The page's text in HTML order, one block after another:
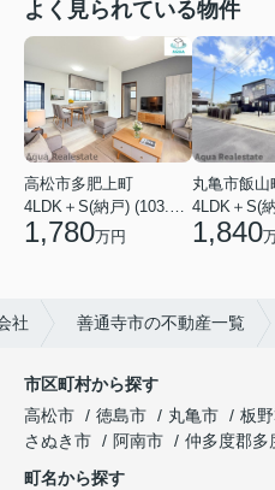
よく見られている物件
高松市多肥上町
4LDK＋S(納戸) (103.51㎡)
1,780万円
丸亀市飯山
1,840
社 善通寺市の不動産一覧
市区町村から探す
高松市
徳島市 丸亀市 板
さぬき市
阿南市 仲多度郡多
町名から探す